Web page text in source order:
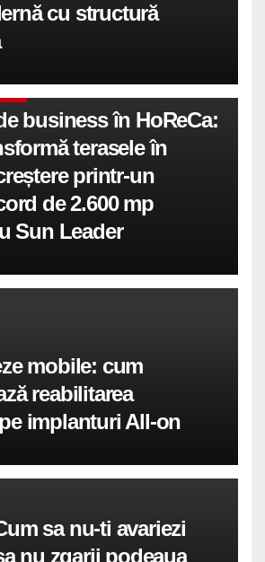
cu structură
business în HoReCa:
terasele în
printr-un
de 2.600 mp
Sun Leader
mobile: cum
reabilitarea
implanturi All-on
sa nu-ti avariezi
nu zgarii podeaua